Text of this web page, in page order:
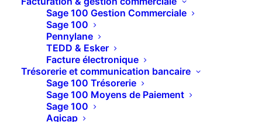
Sage 100 Gestion Commerciale
Sage 100
Pennylane
TEDD & Esker
Facture électronique
Trésorerie et communication bancaire
Sage 100 Trésorerie
Sage 100 Moyens de Paiement
Sage 100
Agicap
Spendesk – la solution
tout-en-un pour gérer
vos dépenses
professionnelles